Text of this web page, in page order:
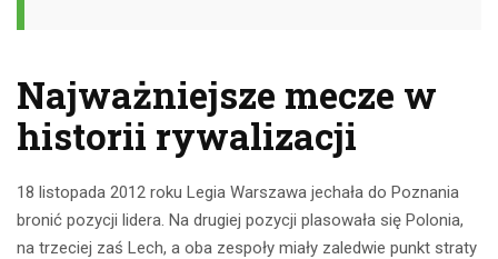
Najważniejsze mecze w
historii rywalizacji
18 listopada 2012 roku Legia Warszawa jechała do Poznania
bronić pozycji lidera. Na drugiej pozycji plasowała się Polonia,
na trzeciej zaś Lech, a oba zespoły miały zaledwie punkt straty